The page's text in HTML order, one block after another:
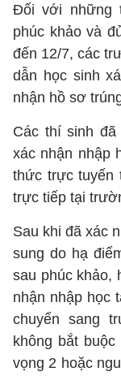
Đối với những
phúc khảo và
đến 12/7, các
dẫn học sinh
nhận hồ sơ
Các thí sinh
xác nhận nhập
thức trực tuyến
trực tiếp tại
Sau khi đã xác
sung do hạ
sau phúc khảo,
nhận nhập học
chuyển sang
không bắt
vọng 2 hoặc